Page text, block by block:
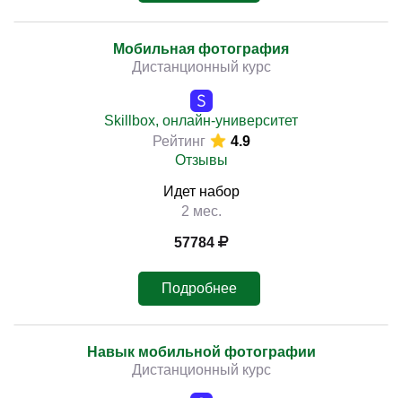
Мобильная фотография
Дистанционный курс
Skillbox, онлайн-университет
Рейтинг
4.9
Отзывы
Идет набор
2 мес.
57784
Подробнее
Навык мобильной фотографии
Дистанционный курс